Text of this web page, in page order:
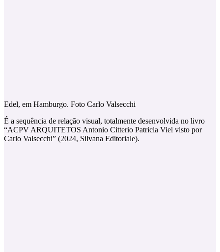
Edel, em Hamburgo. Foto Carlo Valsecchi
É a sequência de relação visual, totalmente desenvolvida no livro
“ACPV ARQUITETOS Antonio Citterio Patricia Viel visto por
Carlo Valsecchi” (2024, Silvana Editoriale).